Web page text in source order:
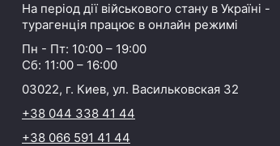
На період дії військового стану в Україні -
турагенція працює в онлайн режимі
Пн - Пт: 10:00 – 19:00
Сб: 11:00 – 16:00
03022, г. Киев, ул. Васильковская 32
+38 044 338 41 44
+38 066 591 41 44